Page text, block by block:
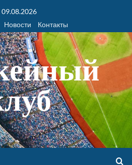
09.08.2026
Новости Контакты